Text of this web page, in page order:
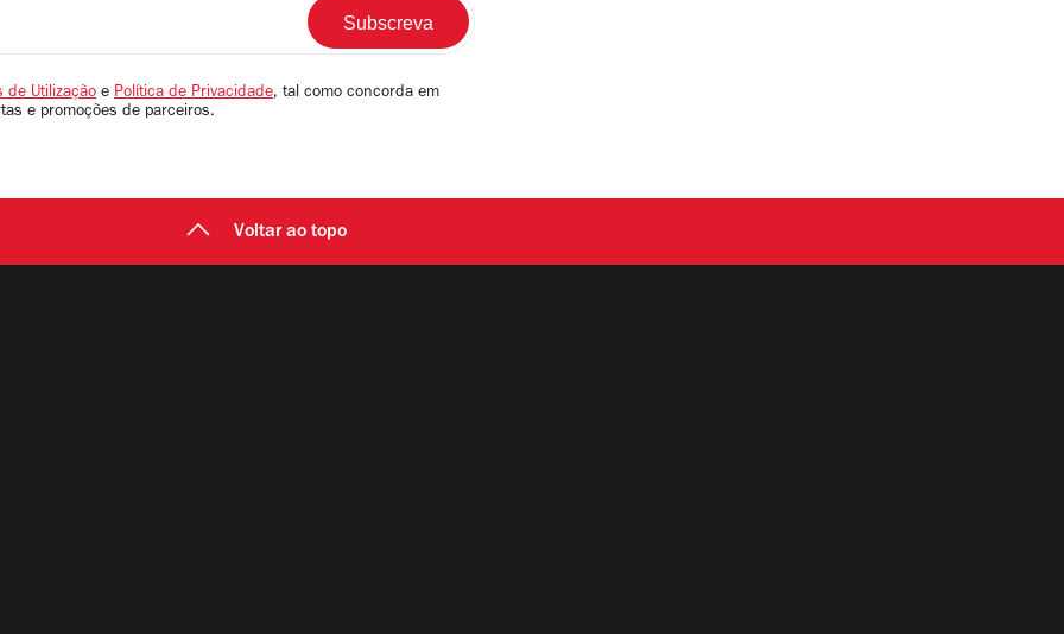
de Utilização e Política de Privacidade, tal como concorda em
e promoções de parceiros.
Voltar ao topo